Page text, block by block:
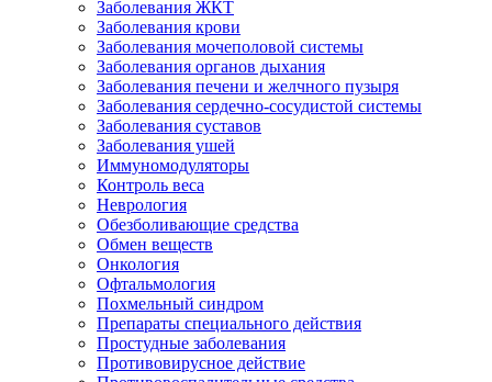
Заболевания ЖКТ
Заболевания крови
Заболевания мочеполовой системы
Заболевания органов дыхания
Заболевания печени и желчного пузыря
Заболевания сердечно-сосудистой системы
Заболевания суставов
Заболевания ушей
Иммуномодуляторы
Контроль веса
Неврология
Обезболивающие средства
Обмен веществ
Онкология
Офтальмология
Похмельный синдром
Препараты специального действия
Простудные заболевания
Противовирусное действие